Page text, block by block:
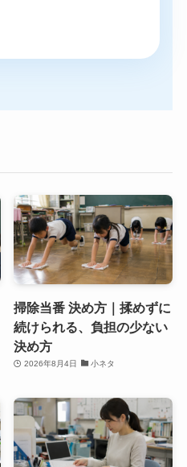
掃除当番 決め方｜揉めずに
続けられる、負担の少ない
決め方
2026年8月4日 小ネタ